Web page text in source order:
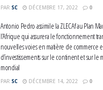
PAR SC DÉCEMBRE 17, 2022 0
Antonio Pedro assimile la ZLECAf au Plan
l’Afrique qui assurera le fonctionnement
nouvelles voies en matière de commerce
d’investissements sur le continent et sur le
mondial
PAR SC DÉCEMBRE 14, 2022 0